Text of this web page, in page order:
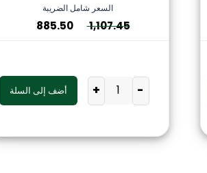
السعر شامل الضريبة
1,107.45
885.50
-
+ أضف إلى السلة